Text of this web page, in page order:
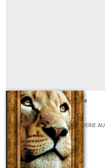
Un regard de lionne
GRILLES ET KITS POUR BRODERIE AU
POINT DE CROIX
À partir de 7€